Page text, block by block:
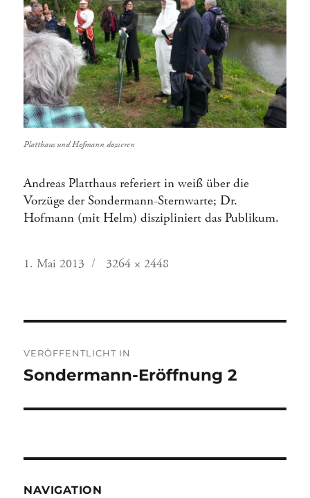
Platthaus und Hofmann dozieren
Andreas Platthaus referiert in weiß über die
Vorzüge der Sondermann-Sternwarte; Dr.
Hofmann (mit Helm) diszipliniert das Publikum.
Veröffentlicht
1. Mai 2013 Originalgröße
3264 × 2448
VERÖFFENTLICHT IN
Sondermann-Eröffnung 2
NAVIGATION